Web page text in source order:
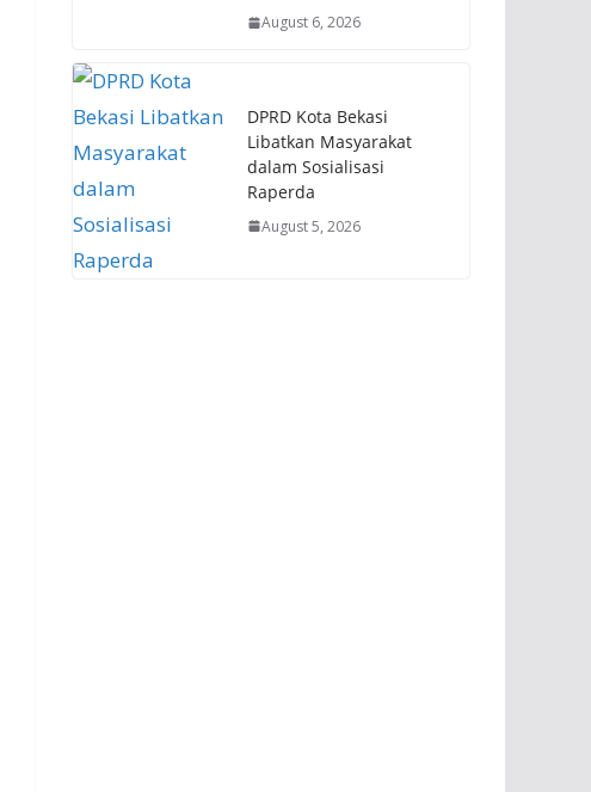
August 6, 2026
DPRD Kota Bekasi
Libatkan Masyarakat
dalam Sosialisasi
Raperda
August 5, 2026